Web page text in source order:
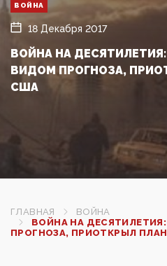
ВОЙНА
18 Декабря 2017
ВОЙНА НА ДЕСЯТИЛЕТИЯ:
ВИДОМ ПРОГНОЗА,
США
ГЛАВНАЯ
ВОЙНА
ВОЙНА НА ДЕСЯТИЛЕТИЯ:
ПРОГНОЗА, ПРИОТКРЫЛ